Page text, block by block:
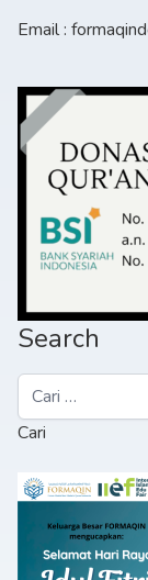
Email :
Search
Cari
untuk: